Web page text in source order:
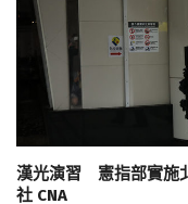
漢光演習 憲指部實施
社 CNA